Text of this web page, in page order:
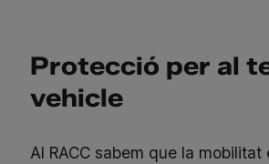
Protecció per al
vehicle
Al RACC sabem que la